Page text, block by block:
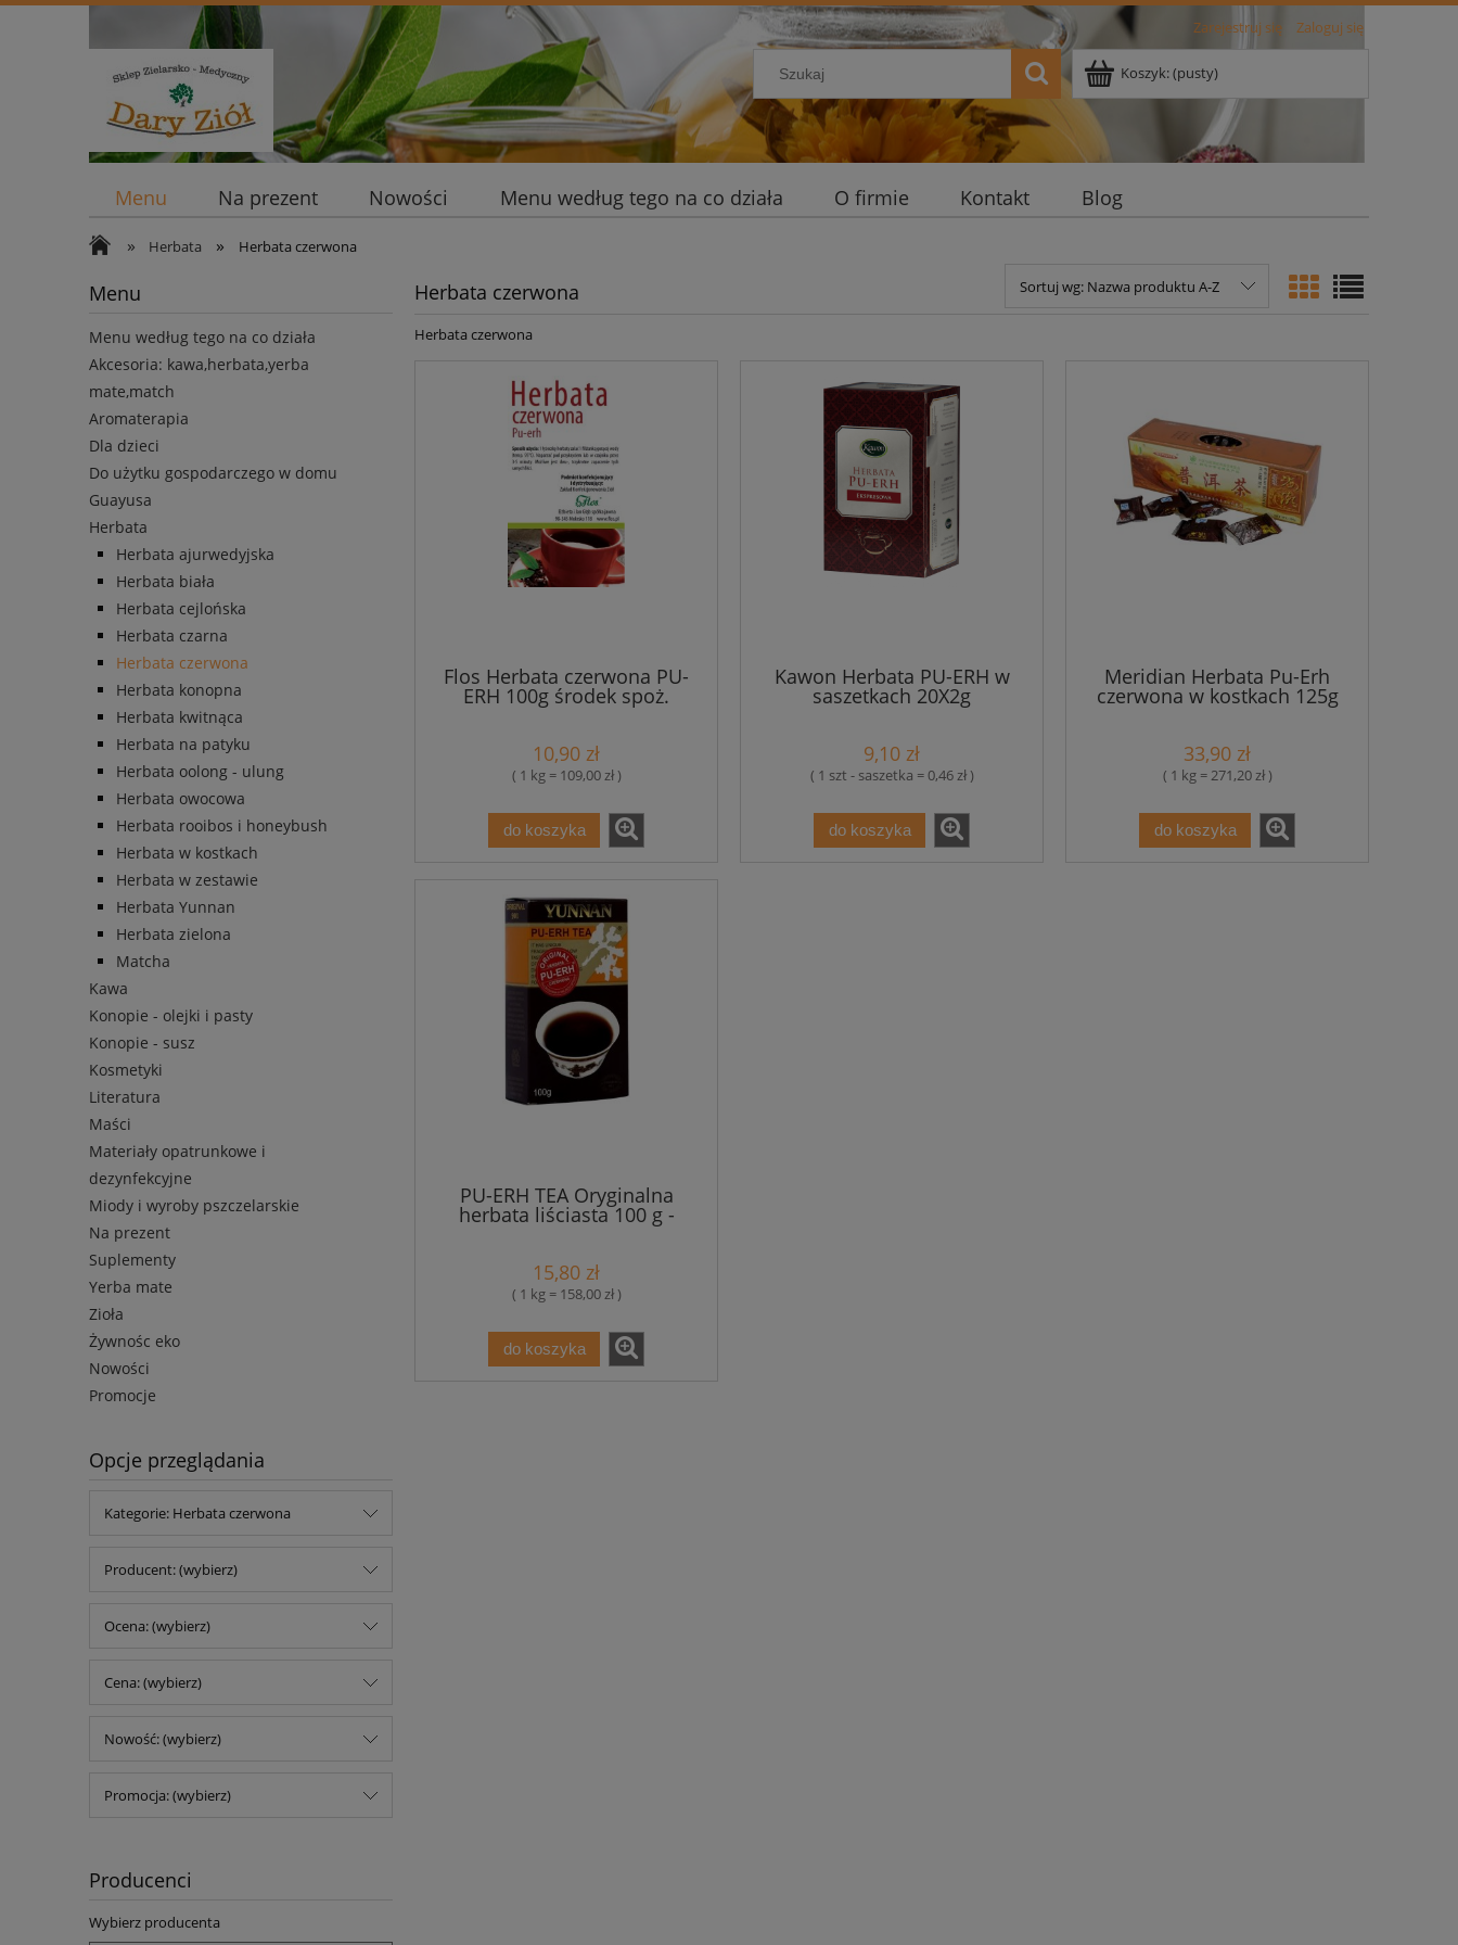
Zarejestruj się Zaloguj się
Koszyk:(pusty)
Menu Na prezent Nowości Menu według tego na co działa O firmie Kontakt Blog
» Herbata » Herbata czerwona
Menu
Menu według tego na co działa
Akcesoria: kawa,herbata,yerba
mate,match
Aromaterapia
Dla dzieci
Do użytku gospodarczego w domu
Guayusa
Herbata
Herbata ajurwedyjska
Herbata biała
Herbata cejlońska
Herbata czarna
Herbata czerwona
Herbata konopna
Herbata kwitnąca
Herbata na patyku
Herbata oolong - ulung
Herbata owocowa
Herbata rooibos i honeybush
Herbata w kostkach
Herbata w zestawie
Herbata Yunnan
Herbata zielona
Matcha
Kawa
Konopie - olejki i pasty
Konopie - susz
Kosmetyki
Literatura
Maści
Materiały opatrunkowe i
dezynfekcyjne
Miody i wyroby pszczelarskie
Na prezent
Suplementy
Yerba mate
Zioła
Żywnośc eko
Nowości
Promocje
Opcje przeglądania
Kategorie: Herbata czerwona
Producent: (wybierz)
Ocena: (wybierz)
Cena: (wybierz)
Nowość: (wybierz)
Promocja: (wybierz)
Producenci
Wybierz producenta
Herbata czerwona Sortuj wg: Nazwa produktu A-Z
Herbata czerwona
Flos Herbata czerwona PU-
ERH 100g środek spoż.
10,90 zł
( 1 kg = 109,00 zł )
do koszyka
Kawon Herbata PU-ERH w
saszetkach 20X2g
9,10 zł
( 1 szt - saszetka = 0,46 zł )
do koszyka
Meridian Herbata Pu-Erh
czerwona w kostkach 125g
33,90 zł
( 1 kg = 271,20 zł )
do koszyka
PU-ERH TEA Oryginalna
herbata liściasta 100 g -
15,80 zł
( 1 kg = 158,00 zł )
do koszyka